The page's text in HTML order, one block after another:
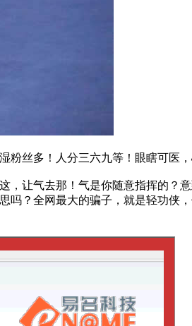
丝多！人分三六九等！眼瞎可医，
让气去那！气是你随意指挥的？
？全网最大的骗子，就是轻功侠